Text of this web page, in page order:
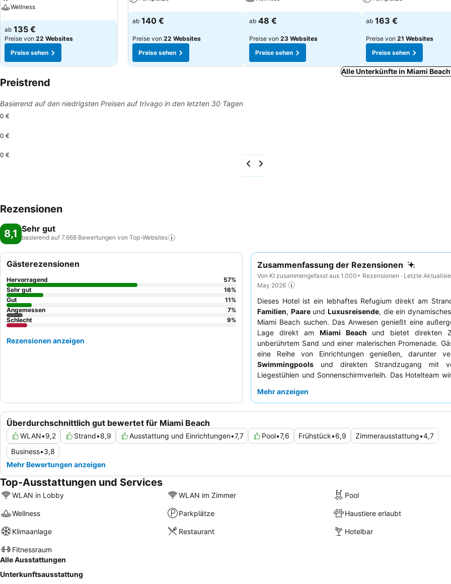
Wellness
Preise sehen
ab 135 €
Preise von 22 Websites
Preise sehen
Preise sehen
ab 140 €
Preise von 22 Websites
Preise sehen
Preise sehen
ab 48 €
Preise von 23 Websites
Preise sehen
Preise sehen
ab 163 €
Preise von 21 Websites
Preise sehen
Alle Unterkünfte in Miami
Preistrend
Basierend auf den niedrigsten Preisen auf trivago in den letzten 30 Tagen
0 €
0 €
0 €
Rezensionen
8,1 Sehr gut
basierend auf 7.668 Bewertungen von Top-Websites
Zusammenfassung der Rezensionen
Von KI zusammengefasst aus 1.000+ Rezensionen · Letzte
May 2026
Dieses Hotel ist ein lebhaftes Refugium direkt am
Familien, Paareund Luxusreisende, die ein
Miami Beach suchen. Das Anwesen genießt eine
Lage direkt am Miami Beach und bietet direkten
unberührtem Sand und einer malerischen Promenade.
eine Reihe von Einrichtungen genießen, darunter
Swimmingpools und direkten Strandzugang mit
Liegestühlen und Sonnenschirmverleih. Das Hotelteam
was das umfangreiche
buchen.
Mehr anzeigen
Überdurchschnittlich gut bewertet für Miami Beach
WLAN•9,2 Strand•8,9 Ausstattung und Einrichtungen•7,7 Pool•7,6 Frühstück•6,9 Zimmerausstattung•4,7
Business•3,8
Mehr Bewertungen anzeigen
Gästerezensionen
Hervorragend 57%
Sehr gut
16%
Gut
11%
Angemessen
7%
Schlecht
9%
Rezensionen anzeigen
Top-Ausstattungen und Services
WLAN in Lobby WLAN im Zimmer Pool
Wellness Parkplätze Haustiere erlaubt
Klimaanlage Restaurant Hotelbar
Fitnessraum
Alle Ausstattungen
Unterkunftsausstattung